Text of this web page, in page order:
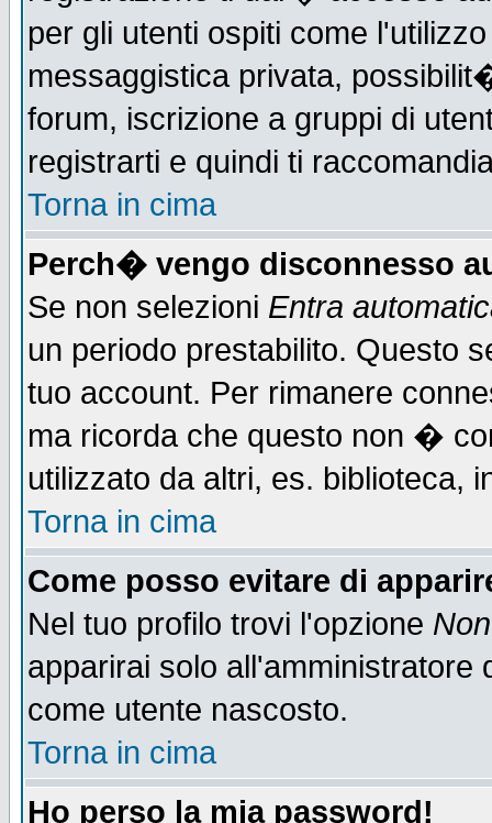
per gli utenti ospiti come
messaggistica privata,
forum, iscrizione a gruppi di
registrarti e quindi ti
Torna in cima
Perch� vengo disconnesso
Se non selezioni Entra
un periodo prestabilito. Questo
tuo account. Per rimanere
ma ricorda che questo non �
utilizzato da altri, es.
Torna in cima
Come posso evitare di
Nel tuo profilo trovi l'opzione
apparirai solo all'amministratore
come utente nascosto.
Torna in cima
Ho perso la mia password!